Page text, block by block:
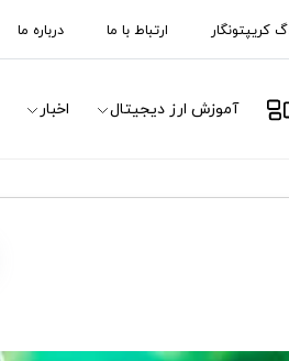
کریپتونگار ارتباط با ما درباره ما
آموزش ارز دیجیتال اخبار